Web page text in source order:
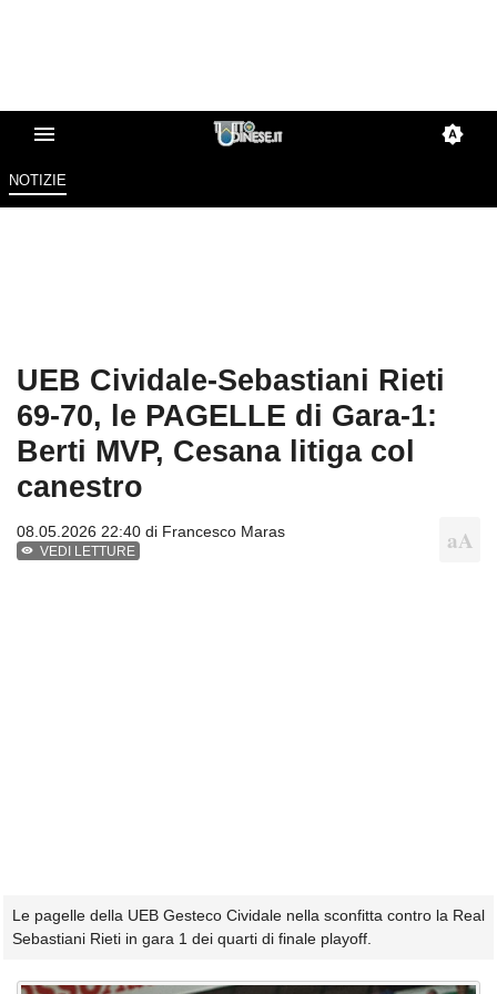
NOTIZIE
UEB Cividale-Sebastiani Rieti
69-70, le PAGELLE di Gara-1:
Berti MVP, Cesana litiga col
canestro
08.05.2026 22:40 di Francesco Maras
VEDI LETTURE
Le pagelle della UEB Gesteco Cividale nella sconfitta contro la Real
Sebastiani Rieti in gara 1 dei quarti di finale playoff.